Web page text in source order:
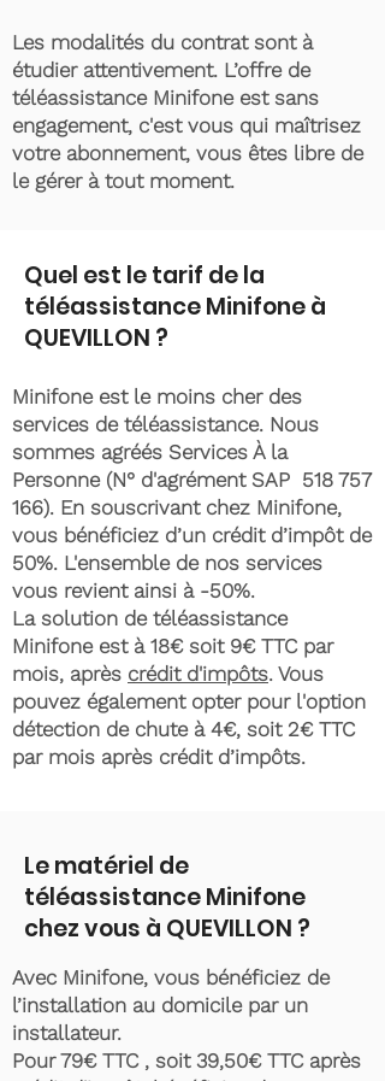
Les modalités du contrat sont à
étudier attentivement. L’offre de
téléassistance Minifone est sans
engagement, c'est vous qui maîtrisez
votre abonnement, vous êtes libre de
le gérer à tout moment.
Quel est le tarif de la
téléassistance Minifone à
QUEVILLON ?
Minifone est le moins cher des
services de téléassistance. Nous
sommes agréés Services À la
Personne (N° d'agrément SAP 518 757
166). En souscrivant chez Minifone,
vous bénéficiez d’un crédit d’impôt de
50%. L'ensemble de nos services
vous revient ainsi à -50%.
La solution de téléassistance
Minifone est à 18€ soit 9€ TTC par
mois, après crédit d'impôts. Vous
pouvez également opter pour l'option
détection de chute à 4€, soit 2€ TTC
par mois après crédit d’impôts.
Le matériel de
téléassistance Minifone
chez vous à QUEVILLON ?
Avec Minifone, vous bénéficiez de
l’installation au domicile par un
installateur.
Pour 79€ TTC , soit 39,50€ TTC après